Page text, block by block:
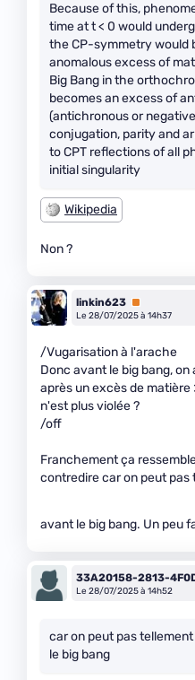
Because of this,
time at t < 0 would
the CP-symmetry would
anomalous excess of
Big Bang in the
becomes an excess of
(antichronous or
conjugation, parity and
to CPT reflections of all
initial singularity
Wikipedia
Non ?
linkin623 Premium
Le 28/07/2025 à 14h37
/Vugarisation à l'arache
Donc avant le big bang,
après un excès de matière
n'est plus violée ?
/off
Franchement ça
contredire car on peut pas
avant le big bang. Un peu
33A20158-2813-
Le 28/07/2025 à 14h52
car on peut pas
le big bang